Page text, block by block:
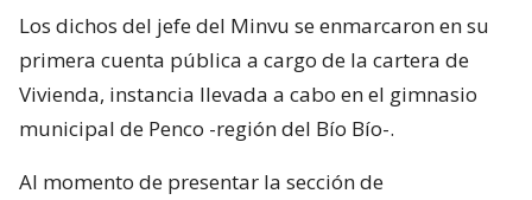
Los dichos del jefe del Minvu se enmarcaron en su
primera cuenta pública a cargo de la cartera de
Vivienda, instancia llevada a cabo en el gimnasio
municipal de Penco -región del Bío Bío-.
Al momento de presentar la sección de